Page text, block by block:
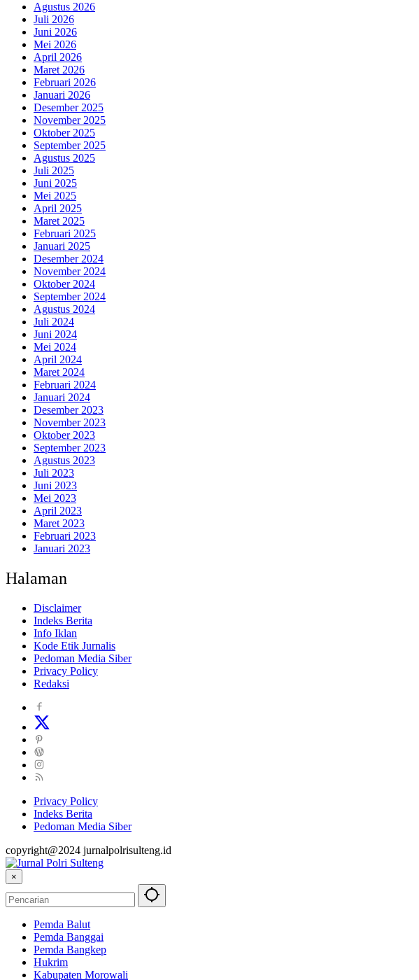
Agustus 2026
Juli 2026
Juni 2026
Mei 2026
April 2026
Maret 2026
Februari 2026
Januari 2026
Desember 2025
November 2025
Oktober 2025
September 2025
Agustus 2025
Juli 2025
Juni 2025
Mei 2025
April 2025
Maret 2025
Februari 2025
Januari 2025
Desember 2024
November 2024
Oktober 2024
September 2024
Agustus 2024
Juli 2024
Juni 2024
Mei 2024
April 2024
Maret 2024
Februari 2024
Januari 2024
Desember 2023
November 2023
Oktober 2023
September 2023
Agustus 2023
Juli 2023
Juni 2023
Mei 2023
April 2023
Maret 2023
Februari 2023
Januari 2023
Halaman
Disclaimer
Indeks Berita
Info Iklan
Kode Etik Jurnalis
Pedoman Media Siber
Privacy Policy
Redaksi
Privacy Policy
Indeks Berita
Pedoman Media Siber
copyright@2024 jurnalpolrisulteng.id
×
Pemda Balut
Pemda Banggai
Pemda Bangkep
Hukrim
Kabupaten Morowali